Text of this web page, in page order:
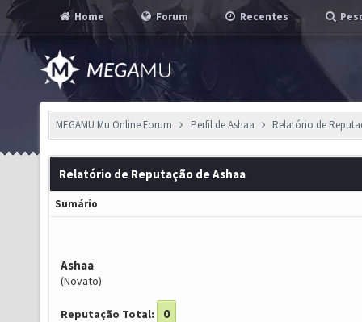
Home Forum Recentes
MEGAMU Mu Online Forum Perfil de Ashaa Relatório de
Relatório de Reputação de Ashaa
Sumário
Ashaa
(Novato)
Reputação Total: 0